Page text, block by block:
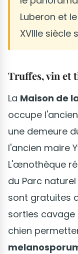
Luberon et
XVIIIe siècle
Truffes, vin et
La Maison de
occupe
une demeure
l'ancien maire
L'œnothèque
du Parc
sont gratuites
sorties
chien